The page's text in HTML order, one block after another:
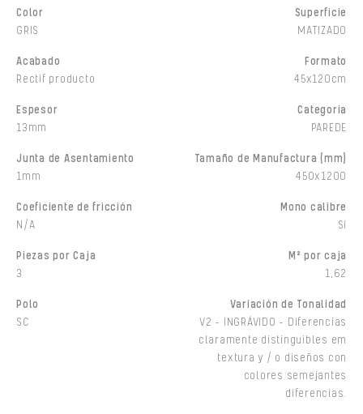
Color
GRIS
Superficie
MATIZADO
Acabado
Rectif producto
Formato
45x120cm
Espesor
13mm
Categoría
PAREDE
Junta de Asentamiento
1mm
Tamaño de Manufactura (mm)
450x1200
Coeficiente de fricción
N/A
Mono calibre
Sí
Piezas por Caja
3
M² por caja
1,62
Polo
SC
Variación de Tonalidad
V2 - INGRÁVIDO - Diferencias
claramente distinguibles em
textura y / o diseños con
colores semejantes
diferencias.